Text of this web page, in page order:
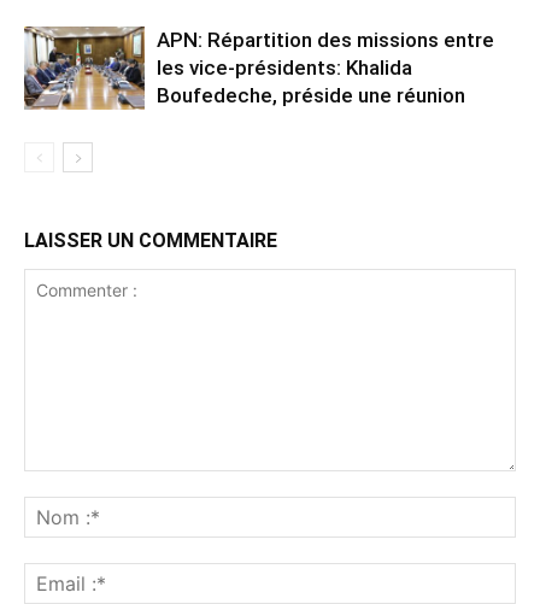
APN: Répartition des missions entre
les vice-présidents: Khalida
Boufedeche, préside une réunion
LAISSER UN COMMENTAIRE